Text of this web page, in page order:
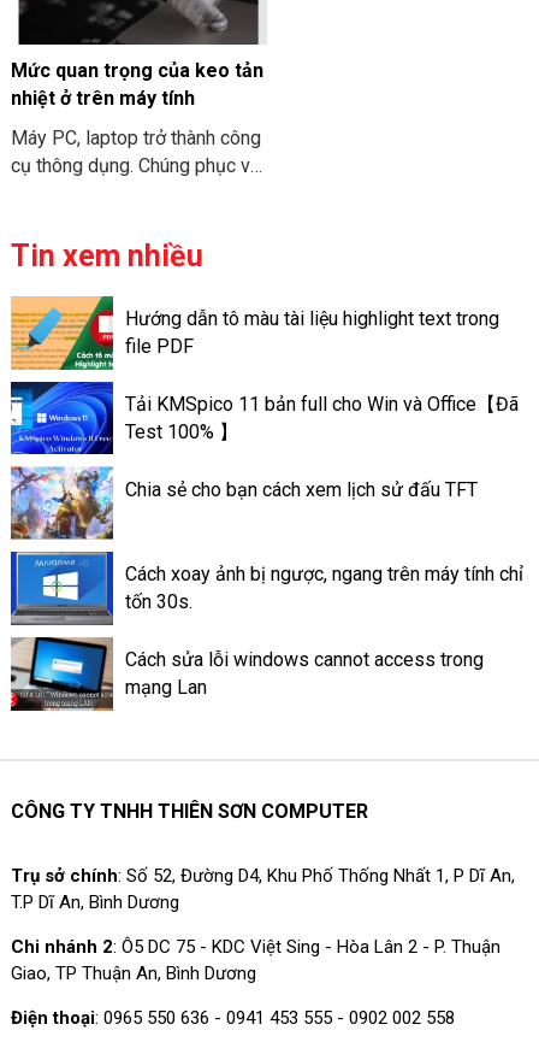
ITX. Cùng THIÊN SƠN
COMPUTER tham khảo nhé.
Mức quan trọng của keo tản
nhiệt ở trên máy tính
Máy PC, laptop trở thành công
cụ thông dụng. Chúng phục vụ
tính đươc đảm bảo. Bạn cần
định kỳ. Việc tra keo tản nhiệt
trên máy tính có thể giúp máy
tính có thể đạt được hiệu suất
tốt. Và có hoạt động ổn định
tốt hơn. Sau đây là thông tin về
mức quan trọng của keo tản
nhiệt ở trên máy tính.
Tin xem nhiều
Hướng dẫn tô màu tài liệu highlight text trong
file PDF
Tải KMSpico 11 bản full cho Win và Office【Đã
Test 100% 】
Chia sẻ cho bạn cách xem lịch sử đấu TFT
Cách xoay ảnh bị ngược, ngang trên máy tính chỉ
tốn 30s.
Cách sửa lỗi windows cannot access trong
mạng Lan
CÔNG TY TNHH THIÊN SƠN COMPUTER
Trụ sở chính: Số 52, Đường D4, Khu Phố Thống Nhất 1, P Dĩ An,
T.P Dĩ An, Bình Dương
Chi nhánh 2: Ô5 DC 75 - KDC Việt Sing - Hòa Lân 2 - P. Thuận
Giao, TP Thuận An, Bình Dương
Điện thoại: 0965 550 636 - 0941 453 555 - 0902 002 558